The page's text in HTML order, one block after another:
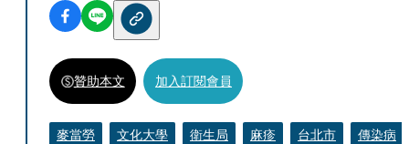
贊助本文 加入訂閱會員
麥當勞 文化大學 衛生局 麻疹 台北市
傳染病